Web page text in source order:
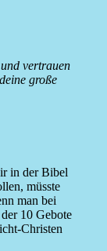
vertrauen
große
in der Bibel
müsste
man bei
10 Gebote
Christen